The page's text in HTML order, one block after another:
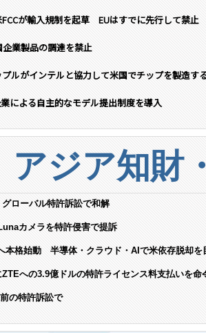
が輸入規制を起草 EUはすでに先行して禁止
業製品の調達を禁止
ルがインテルと協力して米国でチップを製造す
による自主的なモデル提出制度を導入
アジア知財
ローバル特許訴訟で和解
カメラを特許侵害で提訴
本格始動 半導体・クラウド・AIで米依存脱却を
への3.9億ドルの特許ライセンス料支払いを命
の特許訴訟で